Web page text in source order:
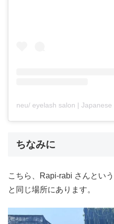
ちなみに
こちら、Rapi-rabi さんとい
と同じ場所にあります。